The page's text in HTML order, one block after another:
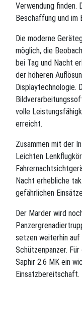
Verwendung finden.
Beschaffung und im
Die moderne
möglich, die
bei Tag und Nacht
der höheren
Displaytechnologie.
volle
erreicht.
Zusammen mit der
Leichten
Nacht erhebliche
gefährlichen
Der Marder wird
setzen weiterhin
Schützenpanzer.
Saphir 2.6 MK ein
Einsatzbereitschaft.